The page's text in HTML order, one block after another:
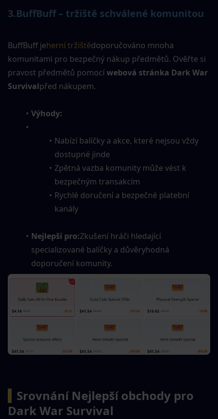
3.BuffBuff – tržiště schválené komunitou
BuffBuff jeherní tržištědoporučováno mnoha
komunitami pro bezpečný nákup předmětů. Ověřte si
pravost předmětů pomocí webová stránka Dark War
Survivalpřed nákupem.
Výhody:
Nabízí balíčky a akce, které nejsou vždy
dostupné jinde
Zpětná vazba komunity může vést k
bezpečným transakcím
Rychlé doručení a bezpečné platební
kanály
Nejlepší pro:Zkušení hráči hledající
specializované balíčky a důvěryhodná
doporučení komunity.
Srovnání Nejlepší obchody pro
Dark War Survival